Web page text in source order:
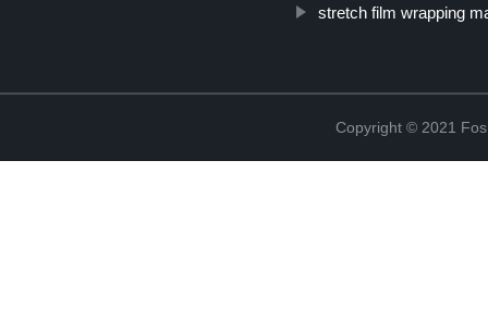
stretch film wrapping
Copyright © 2021